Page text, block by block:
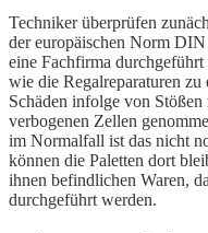
Techniker überprüfen
der europäischen Norm
eine Fachfirma
wie die Regalreparaturen
Schäden infolge von Stößen
verbogenen Zellen
im Normalfall ist das nicht
können die Paletten dort
ihnen befindlichen Waren,
durchgeführt werden.